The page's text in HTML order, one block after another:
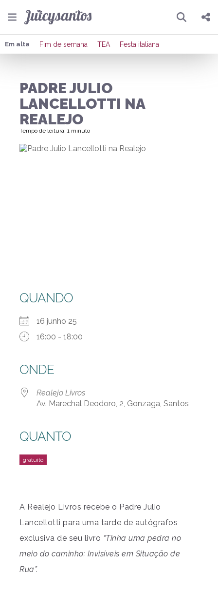
Pesquisar
Compartilhar
Em alta Fim de semana TEA Festa italiana
PADRE JULIO
LANCELLOTTI NA
REALEJO
Tempo de leitura: 1 minuto
QUANDO
16 junho 25
16:00 - 18:00
ONDE
Realejo Livros
Av. Marechal Deodoro, 2, Gonzaga, Santos
QUANTO
A Realejo Livros recebe o Padre Julio
Lancellotti para uma tarde de autógrafos
exclusiva de seu livro “Tinha uma pedra no
meio do caminho: Invisíveis em Situação de
Rua”.